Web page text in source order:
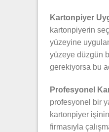
Kartonpiyer
kartonpiyerin
yüzeyine
yüzeye düzgün
gerekiyorsa bu
Profesyonel
profesyonel bir
kartonpiyer
firmasıyla